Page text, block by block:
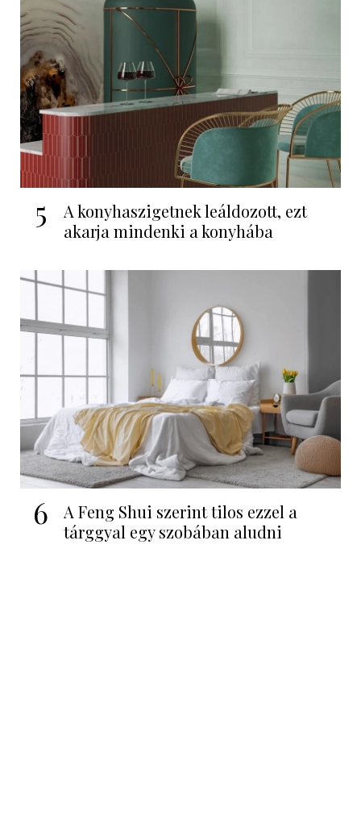
5
A konyhaszigetnek leáldozott, ezt
akarja mindenki a konyhába
6
A Feng Shui szerint tilos ezzel a
tárggyal egy szobában aludni